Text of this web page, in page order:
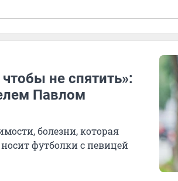
не спятить»:
Павлом
болезни, которая
футболки с певицей